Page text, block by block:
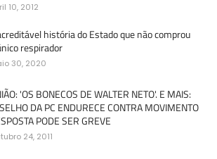
10, 2012
história do Estado que não comprou
respirador
30, 2020
'OS BONECOS DE WALTER NETO'. E MAIS:
DA PC ENDURECE CONTRA MOVIMENTO
PODE SER GREVE
24, 2011